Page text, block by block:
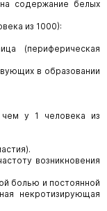
содержание белых
из 1000):
(периферическая
в образовании
у 1 человека из
возникновения
болью и постоянной
некротизирующая